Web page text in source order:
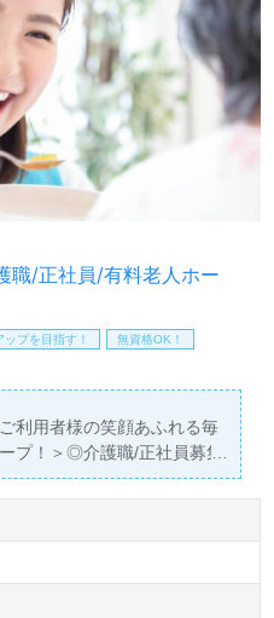
求人探しは【ウィルオブ介
検討の方も遠慮なく＊
望に応じてお問い合わせ/ご
紹介、年収交渉など完全無
す。＜非公開求人も取扱い
に転職活動！お問い合わ
職/正社員/有料老人ホー
ップを目指す！ 無資格OK！
利用者様の笑顔あふれる毎
プ！＞◎介護職/正社員募集
/賞与2回】【同時募集：チ
募可能枠】『落合南長崎
『さわやか目白の里』株